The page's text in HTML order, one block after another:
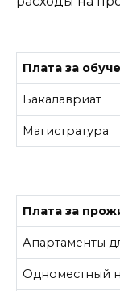
Плата за
Бакалавриат
Магистратура
Плата за
Апартаменты
Одноместный